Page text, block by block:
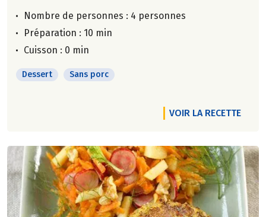
Nombre de personnes : 4 personnes
Préparation : 10 min
Cuisson : 0 min
Dessert Sans porc
VOIR LA RECETTE